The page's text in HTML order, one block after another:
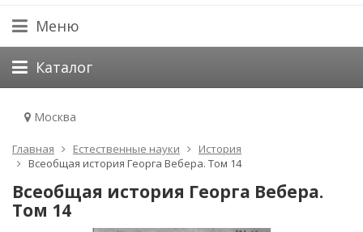
Меню
Каталог
Москва
Главная Естественные науки
История
Всеобщая история Георга Вебера. Том 14
Всеобщая история Георга Вебера.
Том 14